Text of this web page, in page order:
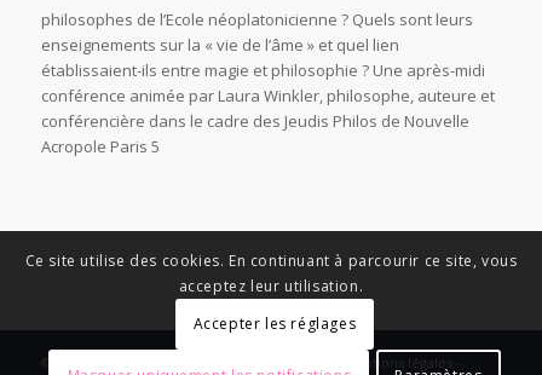
philosophes de l’Ecole néoplatonicienne ? Quels sont leurs
enseignements sur la « vie de l’âme » et quel lien
établissaient-ils entre magie et philosophie ? Une après-midi
conférence animée par Laura Winkler, philosophe, auteure et
conférencière dans le cadre des Jeudis Philos de Nouvelle
Acropole Paris 5
© Copyright - News Nouvelle Acropole - 2023 - Mentions légales -
Ce site utilise des cookies. En continuant à parcourir ce site, vous
acceptez leur utilisation.
Accepter les réglages